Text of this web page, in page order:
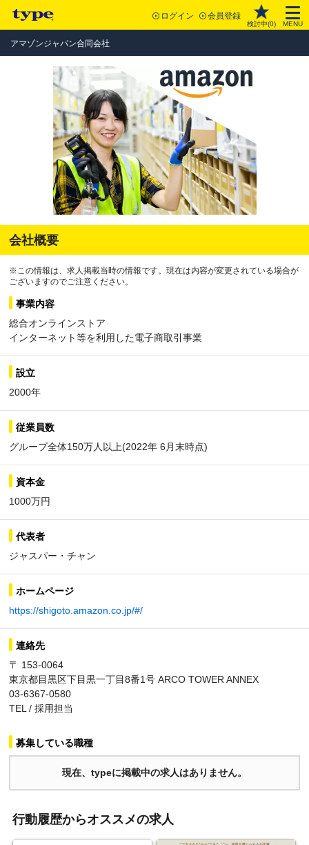
ログイン 会員登録
検討中(0) MENU
アマゾンジャパン合同会社
会社概要
※この情報は、求人掲載当時の情報です。現在は内容が変更されている場合が
ございますのでご注意ください。
事業内容
総合オンラインストア
インターネット等を利用した電子商取引事業
設立
2000年
従業員数
グループ全体150万人以上(2022年 6月末時点)
資本金
1000万円
代表者
ジャスパー・チャン
ホームページ
https://shigoto.amazon.co.jp/#/
連絡先
〒 153-0064
東京都目黒区下目黒一丁目8番1号 ARCO TOWER ANNEX
03-6367-0580
TEL / 採用担当
募集している職種
現在、typeに掲載中の求人はありません。
行動履歴からオススメの求人